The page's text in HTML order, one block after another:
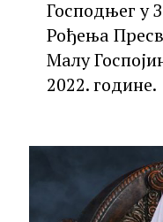
Господњег у
Рођења
Малу
2022. године.